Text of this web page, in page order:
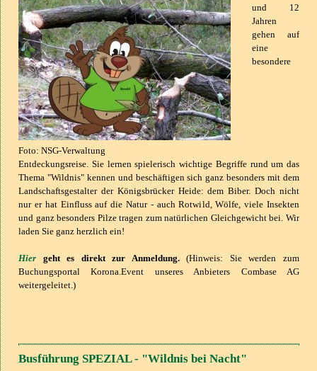
Foto: NSG-Verwaltung
und 12
Jahren
gehen auf
eine
besondere
Entdeckungsreise. Sie lernen spielerisch wichtige Begriffe rund um das
Thema "Wildnis" kennen und beschäftigen sich ganz besonders mit dem
Landschaftsgestalter der Königsbrücker Heide: dem Biber. Doch nicht
nur er hat Einfluss auf die Natur - auch Rotwild, Wölfe, viele Insekten
und ganz besonders Pilze tragen zum natürlichen Gleichgewicht bei. Wir
laden Sie ganz herzlich ein!
Hier geht es direkt zur Anmeldung.
(Hinweis: Sie werden zum
Buchungsportal Korona.Event unseres Anbieters Combase AG
weitergeleitet.)
Busführung SPEZIAL - "Wildnis bei Nacht"